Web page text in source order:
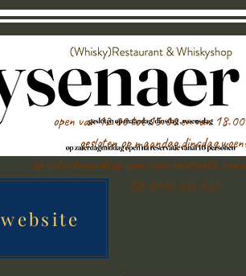
open van 12.00 tot 15.00 en van
gesloten op
op zaterdagmiddag open voor reservatie
BE 0465 334 635